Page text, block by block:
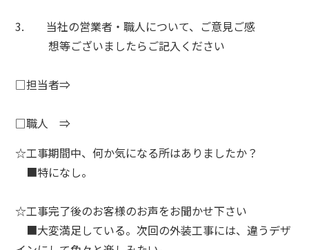
3. 当社の営業者・職人について、ご意見ご感
想等ございましたらご記入ください
□担当者⇒
□職人⇒
☆工事期間中、何か気になる所はありましたか？
■特になし。
☆工事完了後のお客様のお声をお聞かせ下さい
■大変満足している。次回の外装工事には、違うデザ